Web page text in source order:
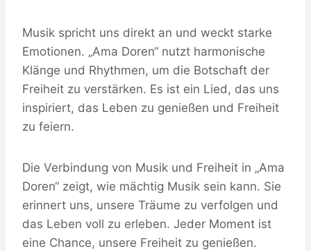
Musik spricht uns direkt an und weckt starke
Emotionen. „Ama Doren“ nutzt harmonische
Klänge und Rhythmen, um die Botschaft der
Freiheit zu verstärken. Es ist ein Lied, das uns
inspiriert, das Leben zu genießen und Freiheit
zu feiern.
Die Verbindung von Musik und Freiheit in „Ama
Doren“ zeigt, wie mächtig Musik sein kann. Sie
erinnert uns, unsere Träume zu verfolgen und
das Leben voll zu erleben. Jeder Moment ist
eine Chance, unsere Freiheit zu genießen.